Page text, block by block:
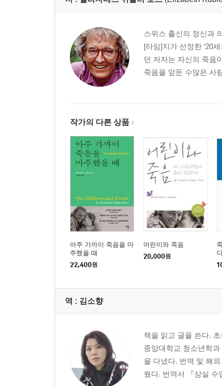
데이비드 케슬러 ?상실과 함께 사는 법을 배우다
옮긴이의 말 ? 삶이라는 학교에서 배우는 상실 수업
스위스 출신의 정신과
[타임]지가 선정한 ‘20
던 저자는 자신의 죽음
죽음을 앞둔 수많은 사
작가의 다른 상품
아주 가까이 죽음을 마
주했을 때
22,400원
어린이와 죽음
20,000원
역 : 김소향
책을 읽고 글을 쓴다.
중앙대학교 청소년학
을 다녔다. 번역 및 해
웠다. 번역서 『상실 수